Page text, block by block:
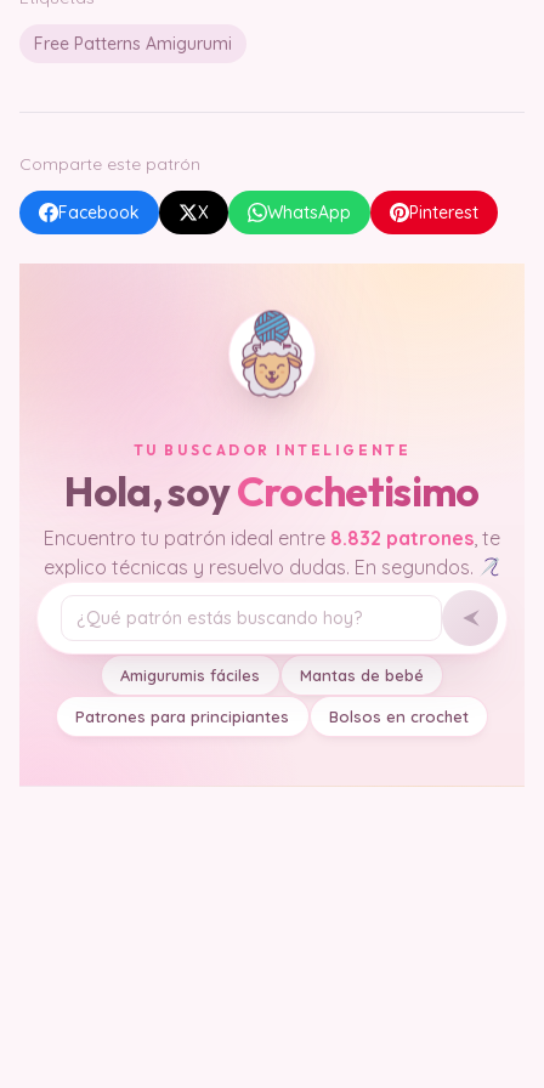
Free Patterns Amigurumi
Comparte este patrón
Facebook X WhatsApp Pinterest
TU BUSCADOR INTELIGENTE
Hola, soyCrochetisimo
Encuentro tu patrón ideal entre 8.832 patrones , te
explico técnicas y resuelvo dudas. En segundos.
Tu pregunta
Amigurumis fáciles Mantas de bebé
Patrones para principiantes Bolsos en crochet